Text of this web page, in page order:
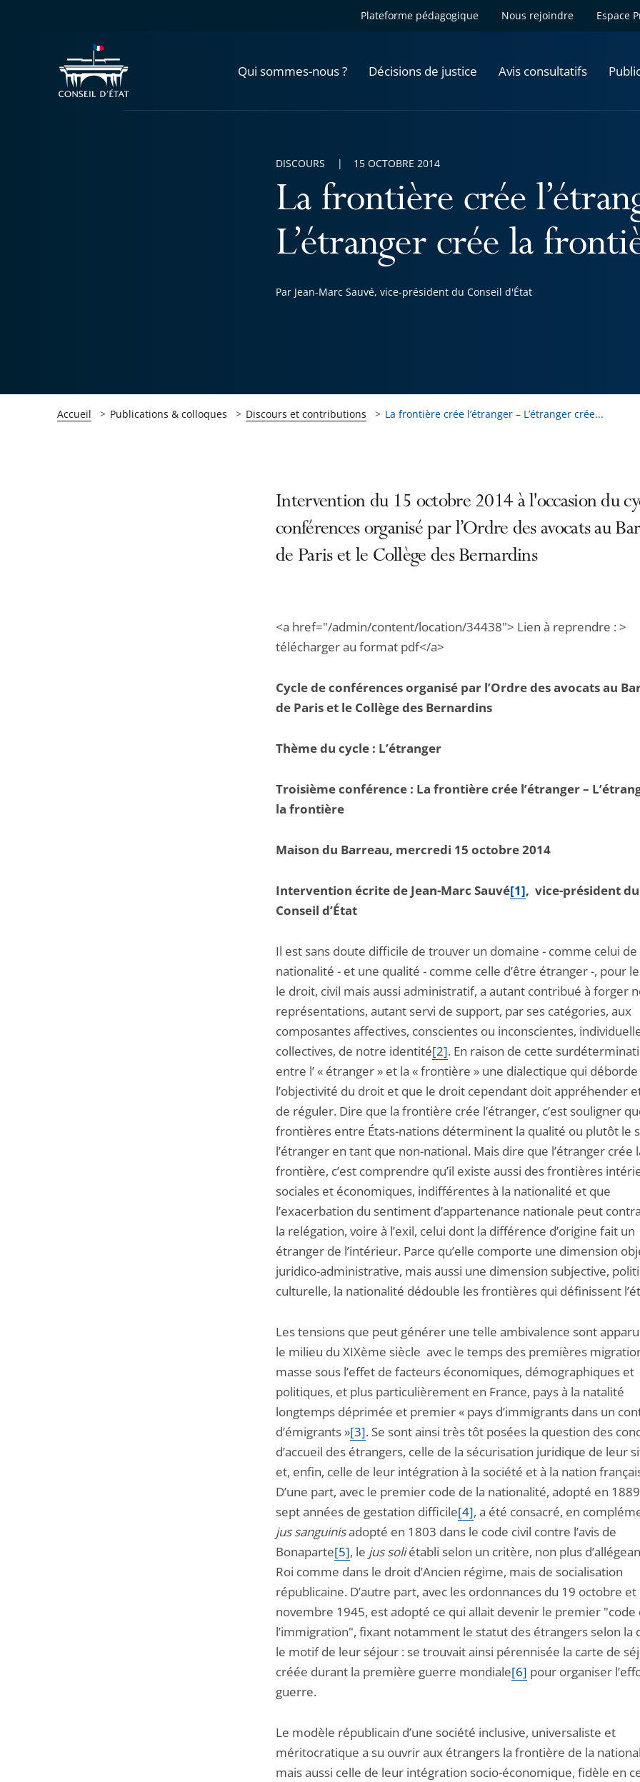
Plateforme pédagogique Nous rejoindre Espace
Qui sommes-nous ? Décisions de justice Avis consultatifs
La frontière crée
L’étranger crée la
Par Jean-Marc Sauvé, vice-président du Conseil d'État
DISCOURS 15 OCTOBRE 2014
Accueil Publications & colloques Discours et contributions La frontière crée l’étranger – L’étranger crée...
Intervention du 15 octobre 2014 à l'occasion du
conférences organisé par l’Ordre des avocats au
de Paris et le Collège des Bernardins
<a href="/admin/content/location/34438"> Lien à reprendre : >
télécharger au format pdf</a>
Cycle de conférences organisé par l’Ordre des avocats au
de Paris et le Collège des Bernardins
Thème du cycle : L’étranger
Troisième conférence : La frontière crée l’étranger –
la frontière
Maison du Barreau, mercredi 15 octobre 2014
Intervention écrite de Jean-Marc Sauvé[1], vice-président du
Conseil d’État
Il est sans doute difficile de trouver un domaine - comme celui de
nationalité - et une qualité - comme celle d’être étranger -, pour
le droit, civil mais aussi administratif, a autant contribué à forger
représentations, autant servi de support, par ses catégories, aux
composantes affectives, conscientes ou inconscientes,
collectives, de notre identité[2]. En raison de cette
entre l’ « étranger » et la « frontière » une dialectique qui déborde
l’objectivité du droit et que le droit cependant doit appréhender
de réguler. Dire que la frontière crée l’étranger, c’est souligner
frontières entre États-nations déterminent la qualité ou plutôt le
l’étranger en tant que non-national. Mais dire que l’étranger crée
frontière, c’est comprendre qu’il existe aussi des frontières
sociales et économiques, indifférentes à la nationalité et que
l’exacerbation du sentiment d’appartenance nationale peut
la relégation, voire à l’exil, celui dont la différence d’origine fait un
étranger de l’intérieur. Parce qu’elle comporte une dimension
juridico-administrative, mais aussi une dimension subjective,
culturelle, la nationalité dédouble les frontières qui définissent
Les tensions que peut générer une telle ambivalence sont
le milieu du XIXème siècle avec le temps des premières
masse sous l’effet de facteurs économiques, démographiques et
politiques, et plus particulièrement en France, pays à la natalité
longtemps déprimée et premier « pays d’immigrants dans un
d’émigrants »[3]. Se sont ainsi très tôt posées la question des
d’accueil des étrangers, celle de la sécurisation juridique de leur
et, enfin, celle de leur intégration à la société et à la nation
D’une part, avec le premier code de la nationalité, adopté en
sept années de gestation difficile[4], a été consacré, en
jus sanguinisadopté en 1803 dans le code civil contre l’avis de
Bonaparte[5], le jus soliétabli selon un critère, non plus
Roi comme dans le droit d’Ancien régime, mais de socialisation
républicaine. D’autre part, avec les ordonnances du 19 octobre et
novembre 1945, est adopté ce qui allait devenir le premier "code
l’immigration", fixant notamment le statut des étrangers selon la
le motif de leur séjour : se trouvait ainsi pérennisée la carte de
créée durant la première guerre mondiale[6] pour organiser
guerre.
Le modèle républicain d’une société inclusive, universaliste et
méritocratique a su ouvrir aux étrangers la frontière de la
mais aussi celle de leur intégration socio-économique, fidèle en